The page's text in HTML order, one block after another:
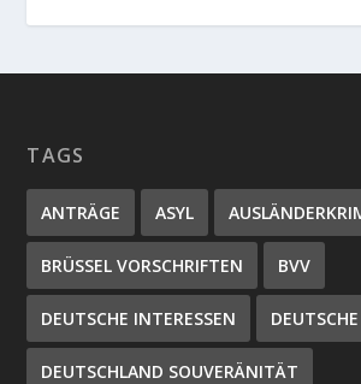
TAGS
ANTRÄGE ASYL
BRÜSSEL VORSCHRIFTEN BVV
DEUTSCHE INTERESSEN
DEUTSCHLAND SOUVERÄNITÄT